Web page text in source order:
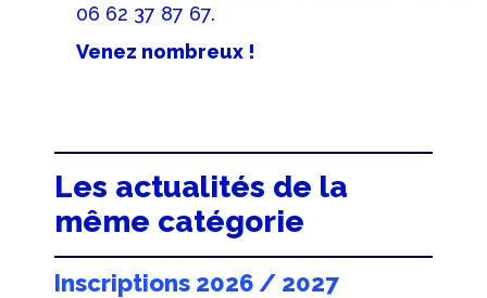
06 62 37 87 67.
Venez nombreux !
Les actualités de la
même catégorie
Inscriptions 2026 / 2027